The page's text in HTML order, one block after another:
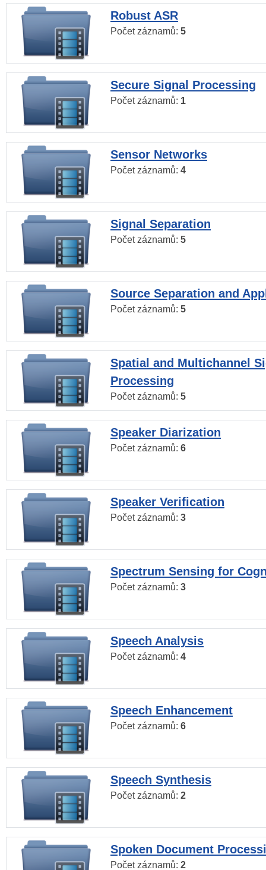
Robust ASR
Počet záznamů: 5
Secure Signal Processing
Počet záznamů: 1
Sensor Networks
Počet záznamů: 4
Signal Separation
Počet záznamů: 5
Source Separation and
Počet záznamů: 5
Spatial and Multichannel
Processing
Počet záznamů: 5
Speaker Diarization
Počet záznamů: 6
Speaker Verification
Počet záznamů: 3
Spectrum Sensing for
Počet záznamů: 3
Speech Analysis
Počet záznamů: 4
Speech Enhancement
Počet záznamů: 6
Speech Synthesis
Počet záznamů: 2
Spoken Document
Počet záznamů: 2